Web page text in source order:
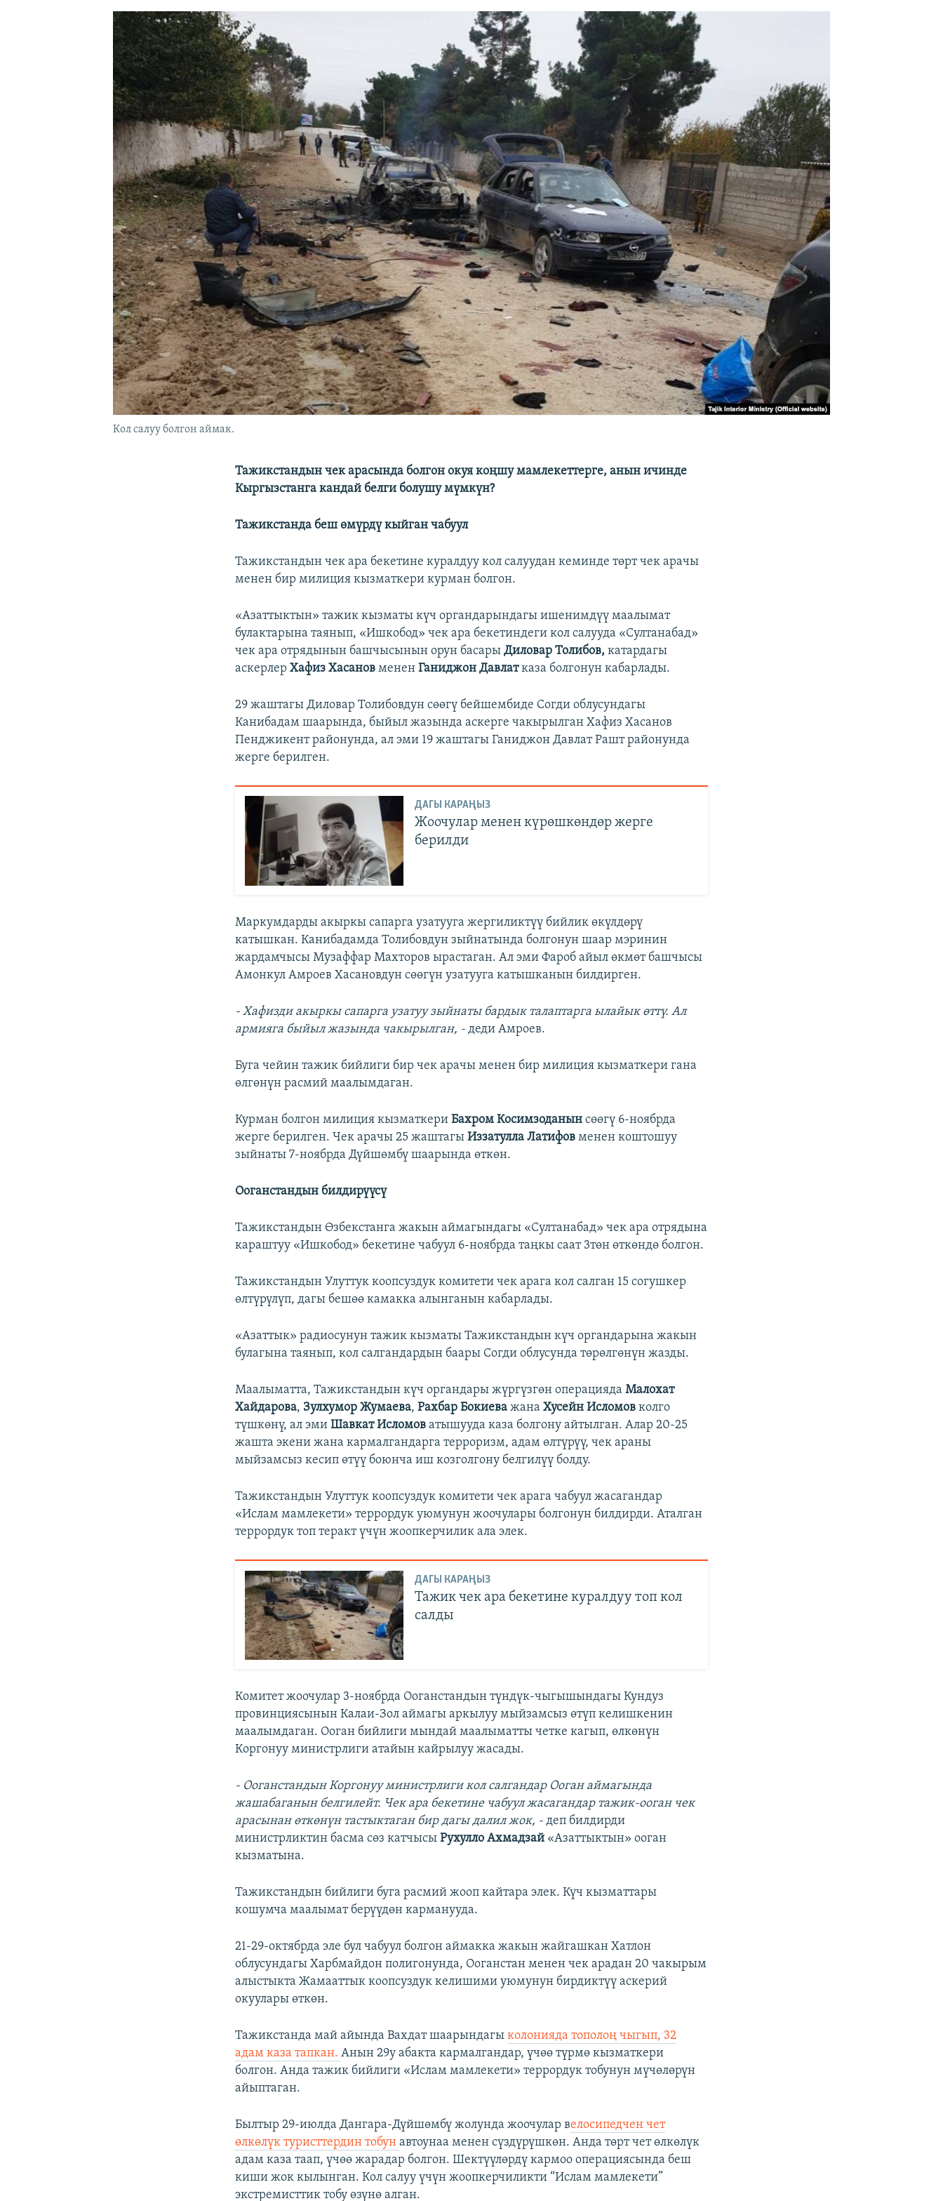
Кол салуу болгон аймак.
Тажикстандын чек арасында болгон окуя коңшу мамлекеттерге, анын ичинде
Кыргызстанга кандай белги болушу мүмкүн?
Тажикстанда беш өмүрдү кыйган чабуул
Тажикстандын чек ара бекетине куралдуу кол салуудан кеминде төрт чек арачы
менен бир милиция кызматкери курман болгон.
«Азаттыктын» тажик кызматы күч органдарындагы ишенимдүү маалымат
булактарына таянып, «Ишкобод» чек ара бекетиндеги кол салууда «Султанабад»
чек ара отрядынын башчысынын орун басарыДиловар Толибов,катардагы
аскерлерХафиз Хасановменен Ганиджон Давлатказа болгонун кабарлады.
29 жаштагы Диловар Толибовдун сөөгү бейшембиде Согди облусундагы
Канибадам шаарында, быйыл жазында аскерге чакырылган Хафиз Хасанов
Пенджикент районунда, ал эми 19 жаштагы Ганиджон Давлат Рашт районунда
жерге берилген.
ДАГЫ КАРАҢЫЗ
Жоочулар менен күрөшкөндөр жерге
берилди
Маркумдарды акыркы сапарга узатууга жергиликтүү бийлик өкүлдөрү
катышкан. Канибадамда Толибовдун зыйнатында болгонун шаар мэринин
жардамчысы Музаффар Махторов ырастаган. Ал эми Фароб айыл өкмөт башчысы
Амонкул Амроев Хасановдун сөөгүн узатууга катышканын билдирген.
-Хафизди акыркы сапарга узатуу зыйнаты бардык талаптарга ылайык өттү. Ал
армияга быйыл жазында чакырылган, - деди Амроев.
Буга чейин тажик бийлиги бир чек арачы менен бир милиция кызматкери гана
өлгөнүн расмий маалымдаган.
Курман болгон милиция кызматкериБахром Косимзоданын сөөгү 6-ноябрда
жерге берилген. Чек арачы 25 жаштагы Иззатулла Латифовменен коштошуу
зыйнаты 7-ноябрда Дүйшөмбү шаарында өткөн.
Ооганстандын билдирүүсү
Тажикстандын Өзбекстанга жакын аймагындагы «Султанабад» чек ара отрядына
караштуу «Ишкобод» бекетине чабуул 6-ноябрда таңкы саат 3төн өткөндө болгон.
Тажикстандын Улуттук коопсуздук комитети чек арага кол салган 15 согушкер
өлтүрүлүп, дагы бешөө камакка алынганын кабарлады.
«Азаттык» радиосунун тажик кызматы Тажикстандын күч органдарына жакын
булагына таянып, кол салгандардын баары Согди облусунда төрөлгөнүн жазды.
Маалыматта, Тажикстандын күч органдары жүргүзгөн операциядаМалохат
Хайдарова, Зулхумор Жумаева,Рахбар Бокиева жанаХусейн Исломов колго
түшкөнү, ал эмиШавкат Исломоватышууда каза болгону айтылган. Алар 20-25
жашта экени жана кармалгандарга терроризм, адам өлтүрүү, чек араны
мыйзамсыз кесип өтүү боюнча иш козголгону белгилүү болду.
Тажикстандын Улуттук коопсуздук комитети чек арага чабуул жасагандар
«Ислам мамлекети» террордук уюмунун жоочулары болгонун билдирди. Аталган
террордук топ теракт үчүн жоопкерчилик ала элек.
ДАГЫ КАРАҢЫЗ
Тажик чек ара бекетине куралдуу топ кол
салды
Комитет жоочулар 3-ноябрда Ооганстандын түндүк-чыгышындагы Кундуз
провинциясынын Калаи-Зол аймагы аркылуу мыйзамсыз өтүп келишкенин
маалымдаган. Ооган бийлиги мындай маалыматты четке кагып, өлкөнүн
Коргонуу министрлиги атайын кайрылуу жасады.
- Ооганстандын Коргонуу министрлиги кол салгандар Ооган аймагында
жашабаганын белгилейт. Чек ара бекетине чабуул жасагандар тажик-ооган чек
арасынан өткөнүн тастыктаган бир дагы далил жок, - деп билдирди
министрликтин басма сөз катчысыРухулло Ахмадзай «Азаттыктын» ооган
кызматына.
Тажикстандын бийлиги буга расмий жооп кайтара элек. Күч кызматтары
кошумча маалымат берүүдөн карманууда.
21-29-октябрда эле бул чабуул болгон аймакка жакын жайгашкан Хатлон
облусундагы Харбмайдон полигонунда, Ооганстан менен чек арадан 20 чакырым
алыстыкта Жамааттык коопсуздук келишими уюмунун бирдиктүү аскерий
окуулары өткөн.
Тажикстанда май айында Вахдат шаарындагыколонияда тополоң чыгып, 32
адам каза тапкан.Анын 29у абакта кармалгандар, үчөө түрмө кызматкери
болгон. Анда тажик бийлиги «Ислам мамлекети» террордук тобунун мүчөлөрүн
айыптаган.
Былтыр 29-июлда Дангара-Дүйшөмбү жолунда жоочулар велосипедчен чет
өлкөлүк туристтердин тобунавтоунаа менен сүздүрүшкөн. Анда төрт чет өлкөлүк
адам каза таап, үчөө жарадар болгон. Шектүүлөрдү кармоо операциясында беш
киши жок кылынган. Кол салуу үчүн жоопкерчиликти “Ислам мамлекети”
экстремисттик тобу өзүнө алган.